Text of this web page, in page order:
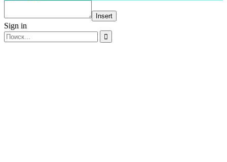
Insert
Sign in